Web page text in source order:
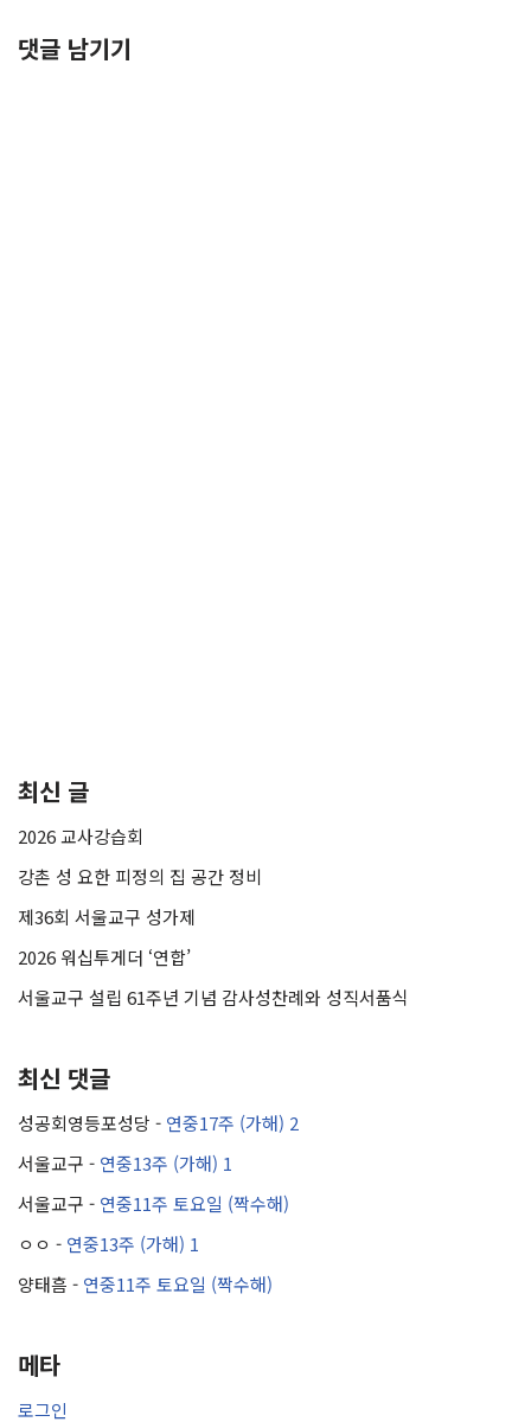
댓글 남기기
최신 글
2026 교사강습회
강촌 성 요한 피정의 집 공간 정비
제36회 서울교구 성가제
2026 워십투게더 ‘연합’
서울교구 설립 61주년 기념 감사성찬례와 성직서품식
최신 댓글
성공회영등포성당 - 연중17주 (가해) 2
서울교구 - 연중13주 (가해) 1
서울교구 - 연중11주 토요일 (짝수해)
ㅇㅇ - 연중13주 (가해) 1
양태흠 - 연중11주 토요일 (짝수해)
메타
로그인